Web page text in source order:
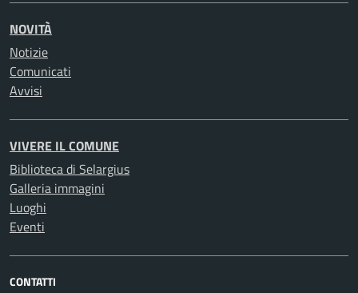
NOVITÀ
Notizie
Comunicati
Avvisi
VIVERE IL COMUNE
Biblioteca di Selargius
Galleria immagini
Luoghi
Eventi
CONTATTI